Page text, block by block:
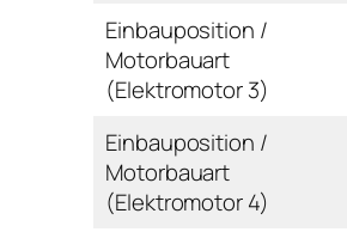
Einbauposition /
Motorbauart
(Elektromotor 3)
Einbauposition /
Motorbauart
(Elektromotor 4)